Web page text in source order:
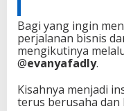
Bagi yang ingin
perjalanan bisnis
mengikutinya
@evanyafadly.
Kisahnya menjadi
terus berusaha dan